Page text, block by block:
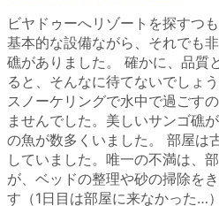
ビヤドゥーへリゾートを探すつ
基本的な設備ながら、それでも
礁がありました。 確かに、品質
ると、そんなに待てないでしょ
スノーケリングで水中で過ごす
ませんでした。美しいサンゴ礁
の魚が数多くいました。 部屋は
していました。唯一の不満は、
が、ベッドの整理や砂の掃除を
す（1日目は部屋に来なかった…